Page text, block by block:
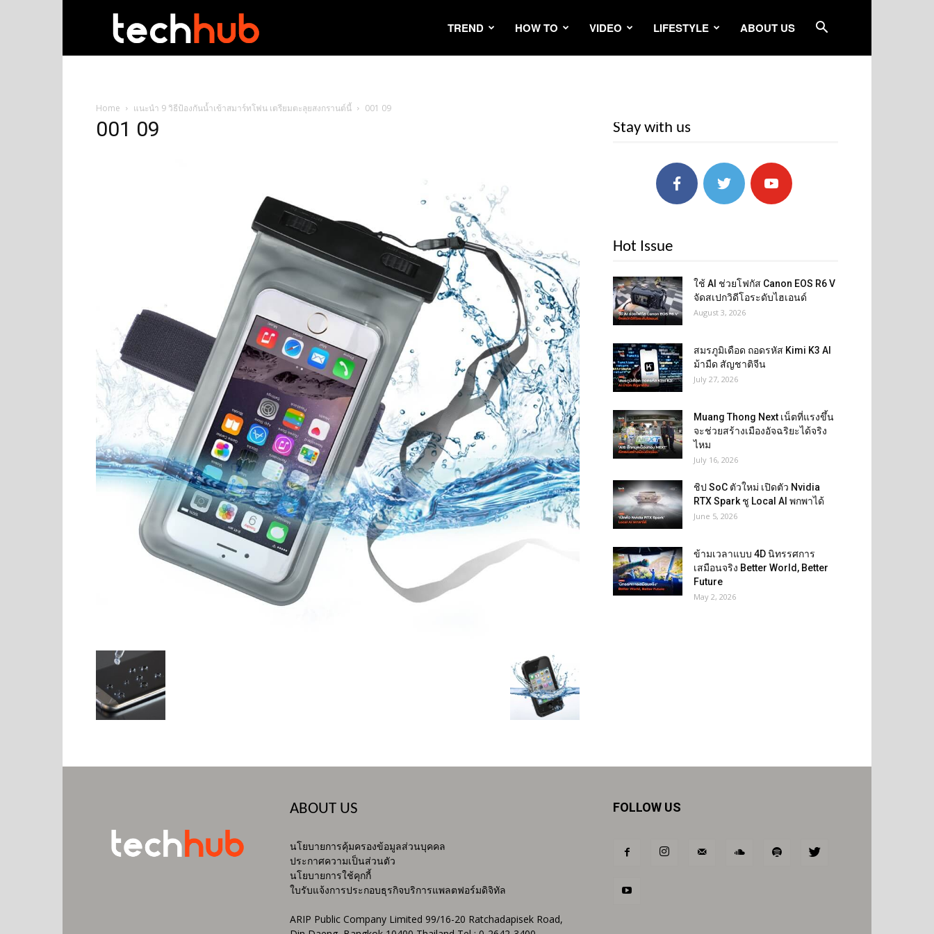
TREND HOW TO VIDEO LIFESTYLE ABOUT US
Home แนะนำ 9 วิธีป้องกันน้ำเข้าสมาร์ทโฟน เตรียมตะลุยสงกรานต์นี้ 001 09
001 09 Stay with us
Hot Issue
ใช้ AI ช่วยโฟกัส Canon EOS R6 V
จัดสเปกวิดีโอระดับไฮเอนด์
August 3, 2026
สมรภูมิเดือด ถอดรหัส Kimi K3 AI
ม้ามืด สัญชาติจีน
July 27, 2026
Muang Thong Next เน็ตที่แรงขึ้น
จะช่วยสร้างเมืองอัจฉริยะได้จริง
ไหม
July 16, 2026
ชิป SoC ตัวใหม่ เปิดตัว Nvidia
RTX Spark ชู Local AI พกพาได้
June 5, 2026
ข้ามเวลาแบบ 4D นิทรรศการ
เสมือนจริง Better World, Better
Future
May 2, 2026
ABOUT US
นโยบายการคุ้มครองข้อมูลส่วนบุคคล
ประกาศความเป็นส่วนตัว
นโยบายการใช้คุกกี้
ใบรับแจ้งการประกอบธุรกิจบริการแพลตฟอร์มดิจิทัล
ARIP Public Company Limited 99/16-20 Ratchadapisek Road,
FOLLOW US